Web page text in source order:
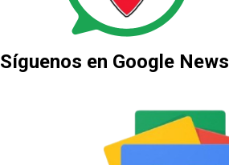
Síguenos en Google News